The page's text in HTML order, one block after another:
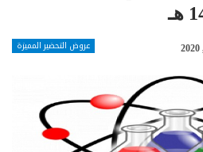
عروض التحضير المميزة